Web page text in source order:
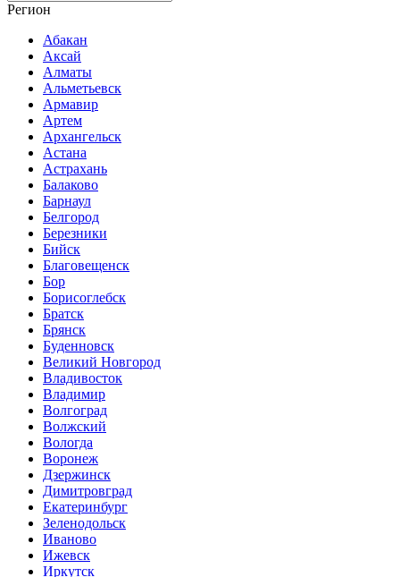
Регион
Абакан
Аксай
Алматы
Альметьевск
Армавир
Артем
Архангельск
Астана
Астрахань
Балаково
Барнаул
Белгород
Березники
Бийск
Благовещенск
Бор
Борисоглебск
Братск
Брянск
Буденновск
Великий Новгород
Владивосток
Владимир
Волгоград
Волжский
Вологда
Воронеж
Дзержинск
Димитровград
Екатеринбург
Зеленодольск
Иваново
Ижевск
Иркутск